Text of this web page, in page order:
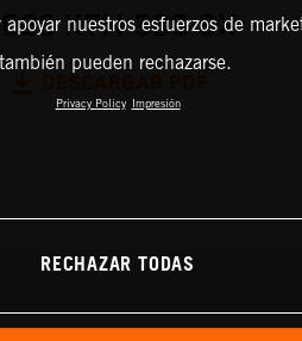
KTM 300 SX
nuestros esfuerzos de
también pueden rechazarse.
Privacy Policy Impresión
RECHAZAR TODAS